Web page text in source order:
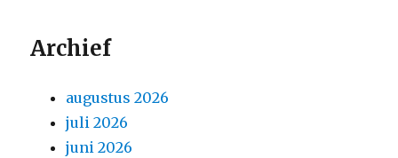
Archief
augustus 2026
juli 2026
juni 2026